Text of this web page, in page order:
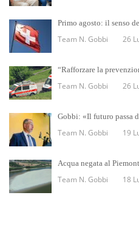
Primo agosto: il senso
Team N. Gobbi 26
“Rafforzare la
Team N. Gobbi 26
Gobbi: «Il futuro passa
Team N. Gobbi 19
Acqua negata al
Team N. Gobbi 18